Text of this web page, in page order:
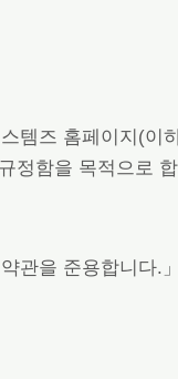
즈 홈페이지(이
정함을 목적으로
관을 준용합니다.」